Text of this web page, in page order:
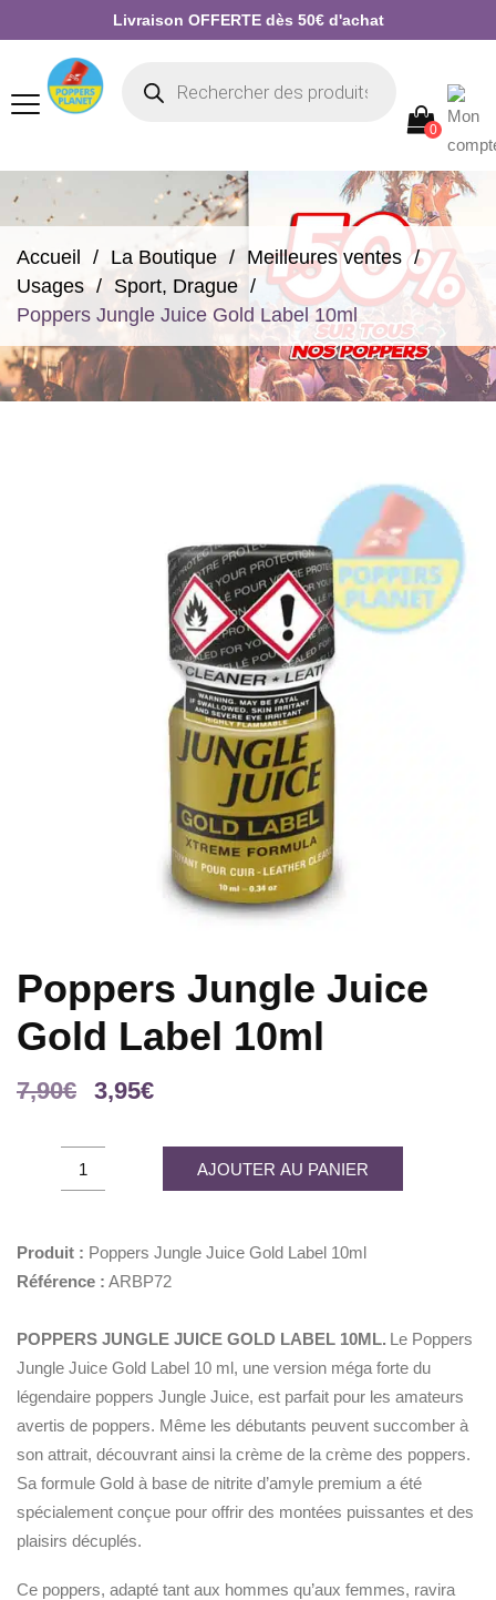
Livraison OFFERTE dès 50€ d'achat
0
Accueil La Boutique
Meilleures ventes
Usages
Sport, Drague
Poppers Jungle Juice Gold Label 10ml
Poppers Jungle Juice
Gold Label 10ml
7,90€
Le
initial
3,95€Le
actuel
est :
Poppers
Jungle
Gold
Label
quantity
AJOUTER AU PANIER
Produit : Poppers Jungle Juice Gold Label 10ml
Référence : ARBP72
POPPERS JUNGLE JUICE GOLD LABEL 10ML. Le Poppers
Jungle Juice Gold Label 10 ml, une version méga forte du
légendaire poppers Jungle Juice, est parfait pour les amateurs
avertis de poppers. Même les débutants peuvent succomber à
son attrait, découvrant ainsi la crème de la crème des poppers.
Sa formule Gold à base de nitrite d’amyle premium a été
spécialement conçue pour offrir des montées puissantes et des
plaisirs décuplés.
Ce poppers, adapté tant aux hommes qu’aux femmes, ravira